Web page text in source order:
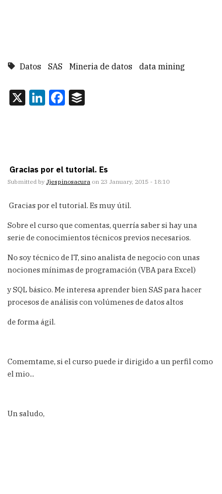
Datos SAS Mineria de datos data mining
X LinkedIn
Facebook
Gracias por el tutorial. Es
Submitted by Jjespinosacura on 23 January, 2015 - 18:10
Gracias por el tutorial. Es muy útil.
Sobre el curso que comentas, querría saber si hay una
serie de conocimientos técnicos previos necesarios.
No soy técnico de IT, sino analista de negocio con unas
nociones mínimas de programación (VBA para Excel)
y SQL básico. Me interesa aprender bien SAS para hacer
procesos de análisis con volúmenes de datos altos
de forma ágil.
Comemtame, si el curso puede ir dirigido a un perfil como
el mio...
Un saludo,